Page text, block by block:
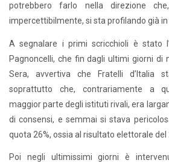
potrebbero farlo nella direzione
impercettibilmente, si sta profilando già in
A segnalare i primi scricchioli è stato
Pagnoncelli, che fin dagli ultimi giorni di
Sera, avvertiva che Fratelli d’Italia
soprattutto che, contrariamente a
maggior parte degli istituti rivali, era
di consensi, e semmai si stava
quota 26%, ossia al risultato elettorale del
Poi negli ultimissimi giorni è